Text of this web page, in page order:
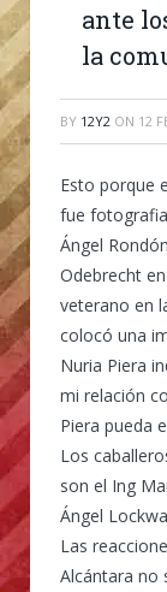
ante
la
BY 12Y2 ON 12
Esto porque
fue
Ángel
Odebrecht
veterano en
colocó una
Nuria Piera
mi relación
Piera pueda
Los
son el Ing
Ángel
Las
Alcántara no